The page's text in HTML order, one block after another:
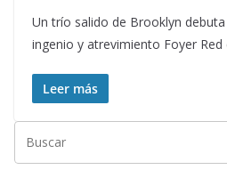
Un trío salido de Brooklyn
ingenio y atrevimiento Foyer
Leer más